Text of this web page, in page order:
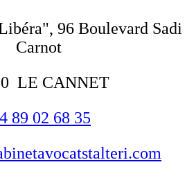
96 Boulevard Sadi
Carnot
LE CANNET
89 02 68 35